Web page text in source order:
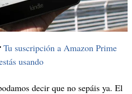
Tu suscripción a Amazon Prime
usando
decir que no sepáis ya. El